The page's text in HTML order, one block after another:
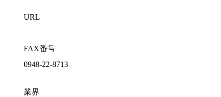
URL
FAX番号
0948-22-8713
業界